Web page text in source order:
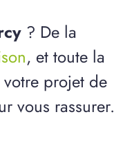
? De la
, et toute la
projet de
vous rassurer.